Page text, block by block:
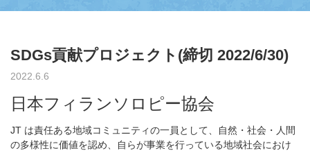
SDGs貢献プロジェクト(締切 2022/6/30)
2022.6.6
日本フィランソロピー協会
JT は責任ある地域コミュニティの一員として、自然・社会・人間
の多様性に価値を認め、自らが事業を行っている地域社会におけ